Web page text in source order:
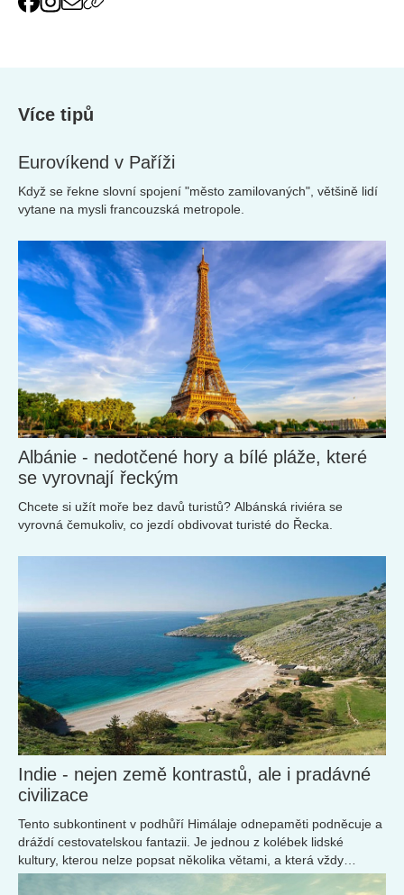
Více tipů
Eurovíkend v Paříži
Když se řekne slovní spojení "město zamilovaných", většině lidí
vytane na mysli francouzská metropole.
Albánie - nedotčené hory a bílé pláže, které
se vyrovnají řeckým
Chcete si užít moře bez davů turistů? Albánská riviéra se
vyrovná čemukoliv, co jezdí obdivovat turisté do Řecka.
Indie - nejen země kontrastů, ale i pradávné
civilizace
Tento subkontinent v podhůří Himálaje odnepaměti podněcuje a
dráždí cestovatelskou fantazii. Je jednou z kolébek lidské
kultury, kterou nelze popsat několika větami, a která vždy
přitahovala poutníky, dobyvatele...